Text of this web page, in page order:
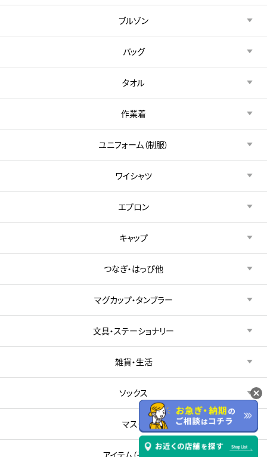
ブルゾン
バッグ
タオル
作業着
ユニフォーム（制服）
ワイシャツ
エプロン
キャップ
つなぎ・はっぴ他
マグカップ・タンブラー
文具・ステーショナリー
雑貨・生活
ソックス
マスク
アイテム（その他）